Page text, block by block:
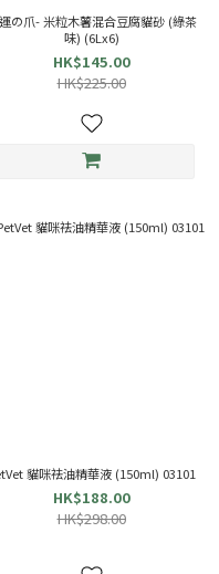
の爪- 米粒木薯混合豆腐貓砂 (綠茶
味) (6Lx6)
HK$145.00
HK$225.00
貓咪祛油精華液 (150ml) 03101
HK$188.00
HK$298.00